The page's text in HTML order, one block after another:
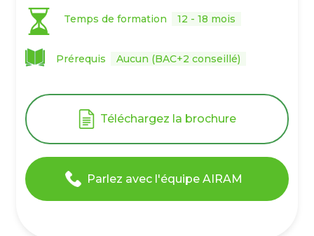
Temps de formation 12 - 18 mois
Prérequis Aucun (BAC+2 conseillé)
Téléchargez la brochure
Parlez avec l'équipe AIRAM